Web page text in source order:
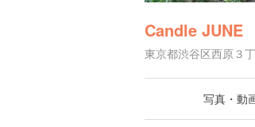
Candle JUNE
東京都渋谷区西原３
写真・動